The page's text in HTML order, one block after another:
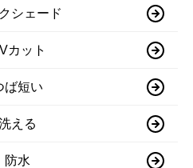
シェード
カット
ば短い
える
防水